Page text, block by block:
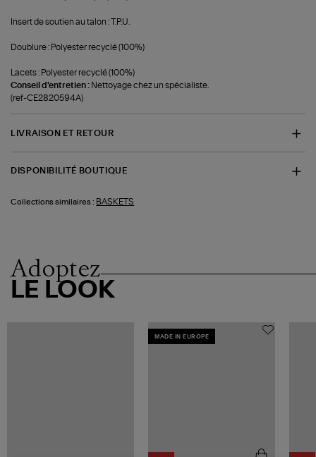
Insert de soutien au talon : T.P.U.
Doublure : Polyester recyclé (100%)
Lacets : Polyester recyclé (100%)
Conseil d'entretien : Nettoyage chez un spécialiste.
(ref-CE2820594A)
LIVRAISON ET RETOUR
DISPONIBILITÉ BOUTIQUE
Collections similaires : BASKETS
Adoptez
LE LOOK
MADE IN EUROPE